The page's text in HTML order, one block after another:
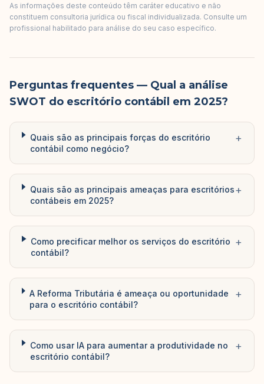
As informações deste conteúdo têm caráter educativo e não
constituem consultoria jurídica ou fiscal individualizada. Consulte um
profissional habilitado para análise do seu caso específico.
Perguntas frequentes — Qual a análise
SWOT do escritório contábil em 2025?
Quais são as principais forças do escritório
contábil como negócio?
+
Quais são as principais ameaças para escritórios
contábeis em 2025?
+
Como precificar melhor os serviços do escritório
contábil?
+
A Reforma Tributária é ameaça ou oportunidade
para o escritório contábil?
+
Como usar IA para aumentar a produtividade no
escritório contábil?
+